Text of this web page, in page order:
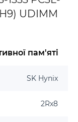
UDIMM
пам'яті
SK Hynix
2Rx8